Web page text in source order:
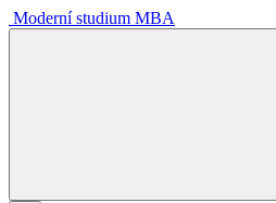
Moderní studium MBA